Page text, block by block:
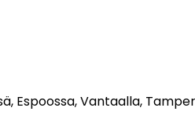
Espoossa, Vantaalla,